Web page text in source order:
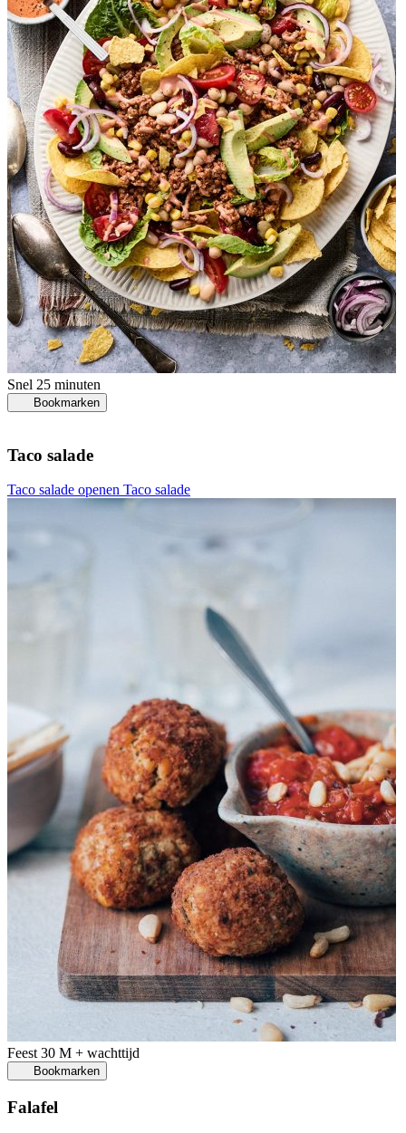
Snel 25 minuten
Bookmarken
Taco salade
Taco salade openen Taco salade
Feest30 M + wachttijd
Bookmarken
Falafel